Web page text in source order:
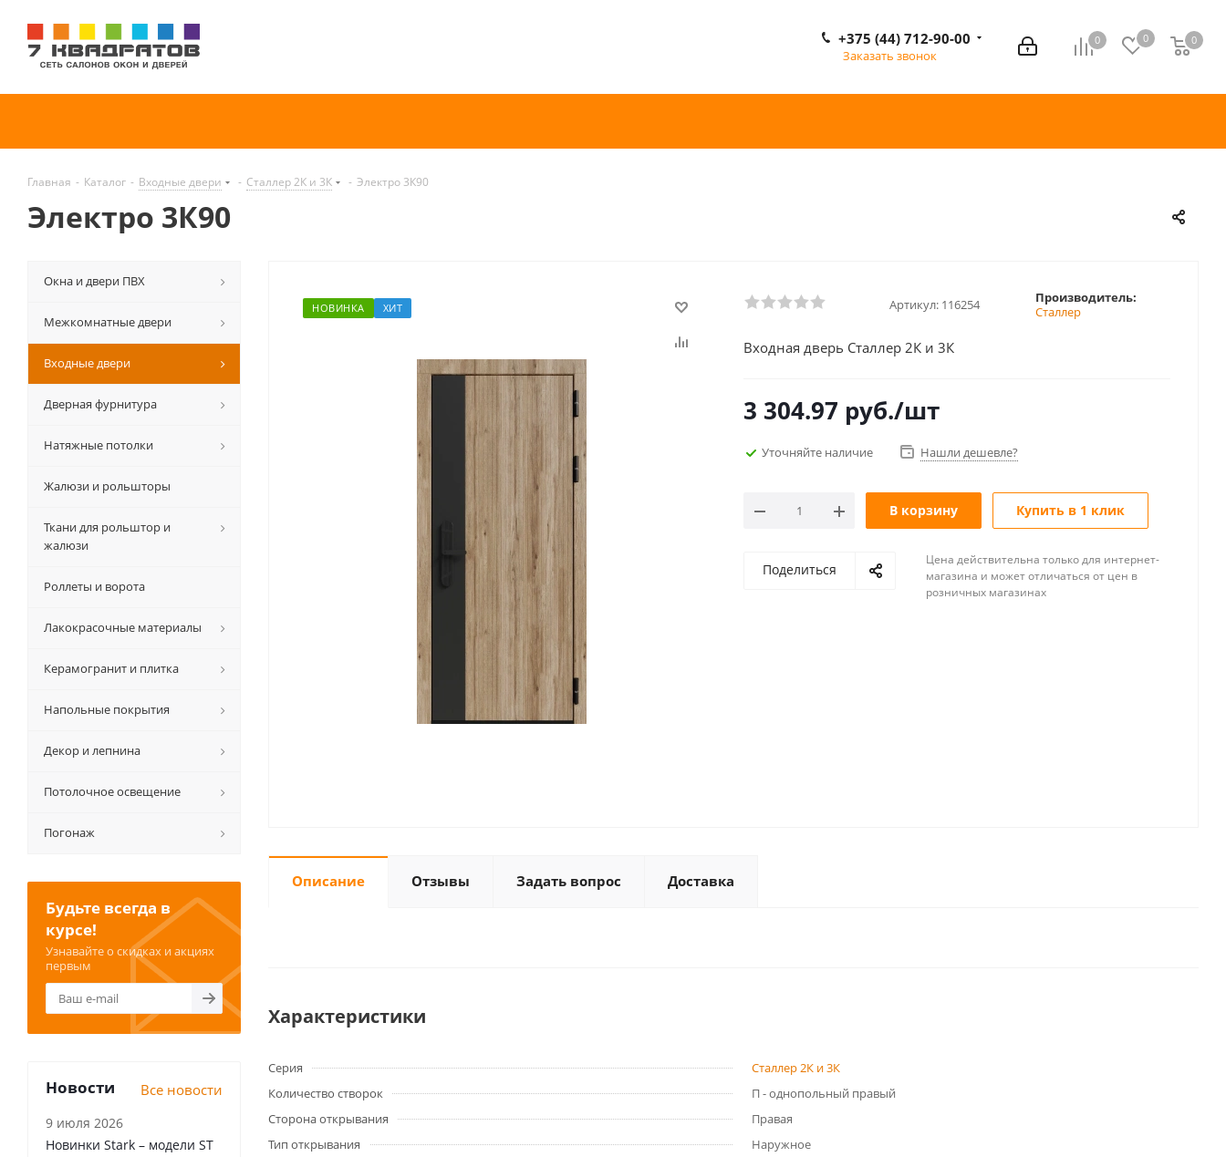
0 0 0
0
+375 (44) 712-90-00
Заказать звонок
Главная - Каталог - Входные двери - Сталлер 2К и 3К - Электро 3К90
Электро 3К90
НОВИНКА ХИТ Артикул: 116254
Производитель:
Сталлер
Входная дверь Сталлер 2К и 3К
3 304.97 руб./шт
Уточняйте наличие Нашли дешевле?
В корзину Купить в 1 клик
Поделиться
Цена действительна только для интернет-
магазина и может отличаться от цен в
розничных магазинах
Описание Отзывы Задать вопрос Доставка
Характеристики
Серия
Сталлер 2К и 3К
Количество створок
П - однопольный правый
Сторона открывания
Правая
Тип открывания
Наружное
Окна и двери ПВХ
Межкомнатные двери
Входные двери
Дверная фурнитура
Натяжные потолки
Жалюзи и рольшторы
Ткани для рольштор и
жалюзи
Роллеты и ворота
Лакокрасочные материалы
Керамогранит и плитка
Напольные покрытия
Декор и лепнина
Потолочное освещение
Погонаж
Будьте всегда в
курсе!
Узнавайте о скидках и акциях
первым
Новости Все новости
9 июля 2026
Новинки Stark – модели ST